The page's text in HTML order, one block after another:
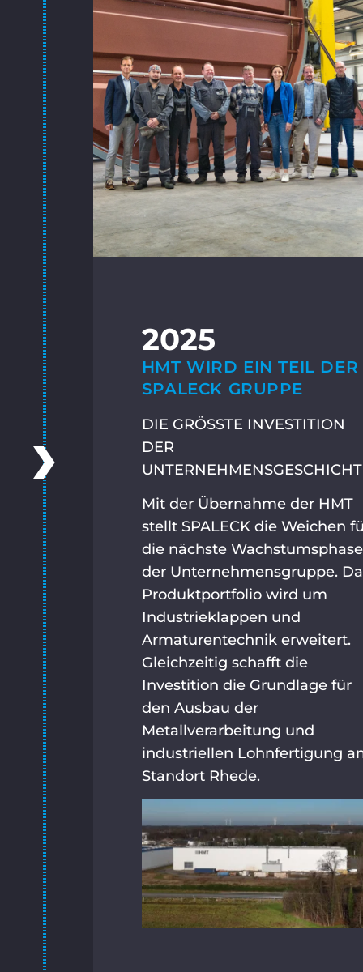
2025
HMT WIRD EIN TEIL DER
SPALECK GRUPPE
DIE GRÖSSTE INVESTITION
DER
Mit der Übernahme der HMT
stellt SPALECK die Weichen
die nächste Wachstumsphase
der Unternehmensgruppe.
Produktportfolio wird um
Industrieklappen und
Armaturentechnik erweitert.
Gleichzeitig schafft die
Investition die Grundlage für
den Ausbau der
Metallverarbeitung und
industriellen Lohnfertigung
Standort Rhede.